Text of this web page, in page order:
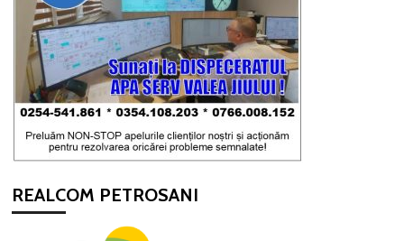
REALCOM PETROSANI